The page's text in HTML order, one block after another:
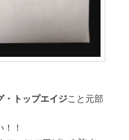
・トップエイジこと元部
！